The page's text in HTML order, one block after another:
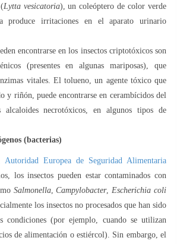
Lytta vesicatoria), un coleóptero de color verde
produce irritaciones en el aparato urinario
encontrarse en los insectos criptotóxicos son
(presentes en algunas mariposas), que
vitales. El tolueno, un agente tóxico que
y riñón, puede encontrarse en cerambícidos del
necrotóxicos, en algunos tipos de
(bacterias)
Autoridad Europea de Seguridad Alimentaria
los insectos pueden estar contaminados con
Salmonella,Campylobacter, Escherichia coli
los insectos no procesados que han sido
condiciones (por ejemplo, cuando se utilizan
de alimentación o estiércol). Sin embargo, el